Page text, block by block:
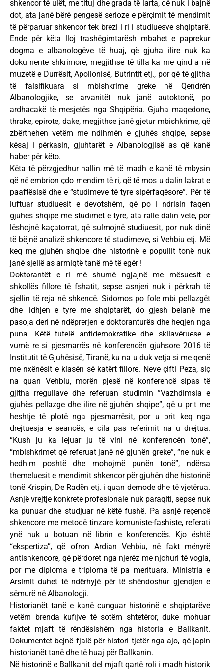
shkencor të ulët, me tituj dhe grada të larta, që nuk i bajnë
dot, ata janë bërë pengesë serioze e përçimit të mendimit
të përparuar shkencor tek brezi i ri i studiuesve shqiptarë.
Ende për këta lloj trashëgimtarësh mbahet e paprekur
dogma e albanologëve të huaj, që gjuha ilire nuk ka
dokumente shkrimore, megjithse të tilla ka me qindra në
muzetë e Durrësit, Apollonisë, Butrintit etj., por që të gjitha
të falsifikuara si mbishkrime greke në Qendrën
Albanologjike, se arvanitët nuk janë autoktonë, po
ardhacakë të mesjetës nga Shqipëria. Gjuha maqedone,
thrake, epirote, dake, megjithse janë gjetur mbishkrime, që
zbërthehen vetëm me ndihmën e gjuhës shqipe, sepse
kësaj i përkasin, gjuhtarët e Albanologjisë as që kanë
haber për këto.
Këta të përzgjedhur hallin më të madh e kanë të mbysin
që në embrion çdo mendim të ri, që të mos u dalin lakrat e
paaftësisë dhe e “studimeve të tyre sipërfaqësore”. Për të
luftuar studiuesit e devotshëm, që po i ndrisin faqen
gjuhës shqipe me studimet e tyre, ata rallë dalin vetë, por
lëshojnë kaçatorrat, që sulmojnë studiuesit, por nuk dinë
të bëjnë analizë shkencore të studimeve, si Vehbiu etj. Më
keq me gjuhën shqipe dhe historinë e popullit tonë nuk
janë sjellë as armiqtë tanë më të egër !
Doktorantët e ri më shumë ngjajnë me mësuesit e
shkollës fillore të fshatit, sepse asnjeri nuk i përkrah të
sjellin të reja në shkencë. Sidomos po fole mbi pellazgët
dhe lidhjen e tyre me shqiptarët, do gjesh belanë me
pasoja deri në ndëprerjen e doktoranturës dhe heqjen nga
puna. Këtë tutelë antidemokratike dhe skllavëruese e
vumë re si pjesmarrës në konferencën gjuhsore 2016 të
Institutit të Gjuhësisë, Tiranë, ku na u duk vetja si me qenë
me nxënësit e klasën së katërt fillore. Neve çifti Peza, siç
na quan Vehbiu, morën pjesë në konferencë sipas të
gjitha rregullave dhe referuan studimin ”Vazhdimsia e
gjuhës pellazge dhe ilire në gjuhën shqipe”, që u prit me
heshtje të plotë nga pjesmarrësit, por u prit keq nga
drejtuesja e seancës, e cila pas referimit na u drejtua:
“Kush ju ka lejuar ju të vini në konferencën tonë”,
“mbishkrimet që referuat janë në gjuhën greke”, “ne nuk e
hedhim poshtë dhe mohojmë punën tonë”, ndërsa
themeluesit e mendimit shkencor për gjuhën dhe historinë
tonë Krispin, De Radën etj. i quan demode dhe të vjetërua.
Asnjë vrejtje konkrete profesionale nuk paraqiti, sepse nuk
ka punuar dhe studjuar në këtë fushë. Pa asnjë reçencë
shkencore me metodë tinzare komuniste-fashiste, referati
ynë nuk u botuan në librin e konferencës. Kjo është
“ekspertiza”, që ofron Ardian Vehbiu, në fakt mënyrë
antishkencore, që përdoret nga njerëz me njohuri të vogla,
por me diploma e triploma të pa merituara. Ministria e
Arsimit duhet të ndërhyjë për të shëndoshur gjendjen e
sëmurë në Albanologji.
Historianët tanë e kanë cunguar historinë e shqiptarëve
vetëm brenda kufijve të sotëm shtetëror, duke mohuar
faktet mjaft të rëndësishëm nga historia e Ballkanit.
Dokumentet bejnë fjalë për histori tjetër nga ajo, që japin
historianët tanë dhe të huaj për Ballkanin.
Në historinë e Ballkanit del mjaft qartë roli i madh historik